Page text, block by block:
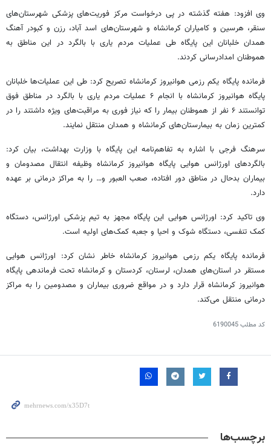
وی افزود: هفته گذشته در پی درخواست مرکز فوریت‌های پزشکی شهرستان‌های
سنقر، هرسین و کامیاران کرمانشاه و شهرستان‌های اسد آباد، رزنو کبودر آهنگ
همدان خلبانان این پایگاه طی عملیات مردم یاری با بالگرد در این مناطق به
هموطنان امدادرسانی کردند.
فرمانده پایگاه یکم رزمی هوانیروز کرمانشاه تصریح کرد: طی این عملیات‌ها خلبانان
پایگاه هوانیروز کرمانشاه با انجام ۶ عملیات مردم یاری با بالگرد در مناطق فوق
توانستند ۶ نفر از هموطنان بیمار را که نیاز فوری به مراقبت‌های ویژه داشتند را در
کمترین زمان به بیمارستان‌های کرمانشاه و همدان منتقل نمایند.
سرهنگ فرجی با اشاره به تفاهم‌نامه این پایگاه با وزارت بهداشت، بیان کرد:
بالگردهای اورژانس هوایی پایگاه هوانیروز کرمانشاه وظیفه انتقال مصدومان و
بیماران بدحال در مناطق دور افتاده، صعب العبور و… را به مراکز درمانی بر عهده
دارد.
وی تاکید کرد: اورژانس هوایی این پایگاه مجهز به تیم پزشکی اورژانس، دستگاه
کمک تنفسی، دستگاه شوک و احیا و جعبه کمک‌های اولیه است.
فرمانده پایگاه یکم رزمی هوانیروز کرمانشاه خاطر نشان کرد: اورژانس هوایی
مستقر در استان‌های همدان، لرستان، کردستان و کرمانشاه تحت فرماندهی پایگاه
هوانیروز کرمانشاه قرار دارد و در مواقع ضروری بیماران و مصدومین را به مراکز
درمانی منتقل می‌کند.
کد مطلب6190045
برچسب‌ها